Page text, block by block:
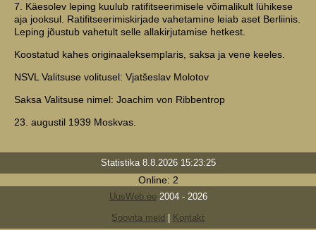
7. Käesolev leping kuulub ratifitseerimisele võimalikult lühikese
aja jooksul. Ratifitseerimiskirjade vahetamine leiab aset Berliinis.
Leping jõustub vahetult selle allakirjutamise hetkest.
Koostatud kahes originaaleksemplaris, saksa ja vene keeles.
NSVL Valitsuse volitusel: Vjatšeslav Molotov
Saksa Valitsuse nimel: Joachim von Ribbentrop
23. augustil 1939 Moskvas.
Statistika 8.8.2026 15:23:25
Online: 2
UusWeb.ee2004 - 2026
Soovita meid
Kontakt